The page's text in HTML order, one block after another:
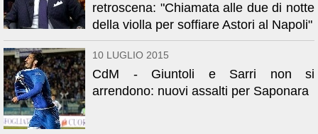
retroscena: "Chiamata alle due di notte
della violla per soffiare Astori al Napoli"
10 LUGLIO 2015
CdM - Giuntoli e Sarri non si
arrendono: nuovi assalti per Saponara